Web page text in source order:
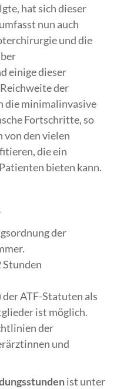
hat sich dieser
nun auch
und die
einige dieser
der
die minimalinvasive
Fortschritte, so
den vielen
die ein
bieten kann.
der
Stunden
der ATF-Statuten als
ist möglich.
der
und
ist unter